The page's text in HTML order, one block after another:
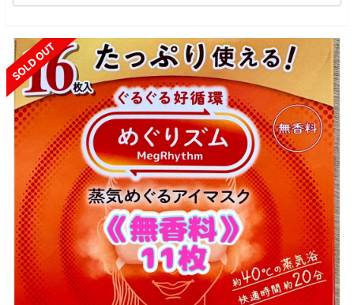
SOLD OUT